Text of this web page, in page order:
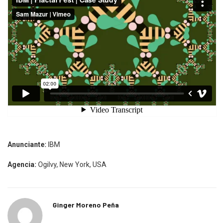
Anunciante: IBM
Agencia: Ogilvy, New York, USA
Ginger Moreno Peña